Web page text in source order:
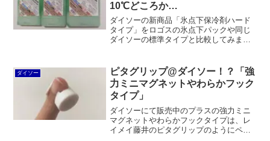
10℃どころか…
ダイソーの新商品「氷点下保冷剤ハード
タイプ」をロゴスの氷点下パックや同じ
ダイソーの標準タイプと比較してみまし
う効果の違いを実感するのは難しいです
が、アイスクリームを運ぶ際は氷点下タ
イプのほうが良いように思います。
ダイソー
ピタグリップ@ダイソー！？「強
力ミニマグネットやわらかフック
タイプ」
ダイソーにて販売中のプラスの強力ミニ
マグネットやわらかフックタイプは、レ
イメイ藤井のピタグリップのようにペン